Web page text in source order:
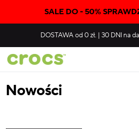
SALE DO - 50%
DOSTAWAod 0 zł. | 30 DNIna
Nowości